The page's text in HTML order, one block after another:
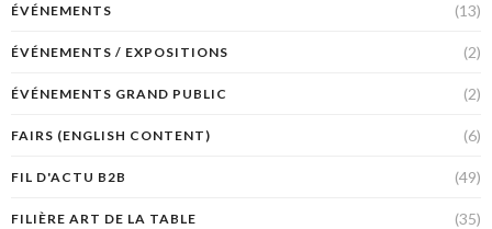
ÉVÉNEMENTS (13)
ÉVÉNEMENTS / EXPOSITIONS (2)
ÉVÉNEMENTS GRAND PUBLIC (2)
FAIRS (ENGLISH CONTENT) (6)
FIL D'ACTU B2B (49)
FILIÈRE ART DE LA TABLE (35)